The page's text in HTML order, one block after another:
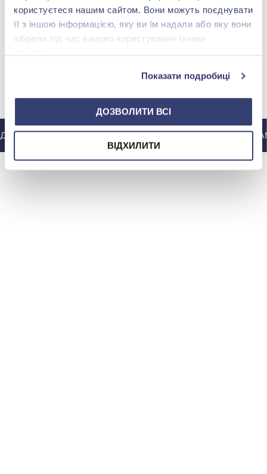
користуєтеся нашим сайтом. Вони можуть поєднувати
її з іншою інформацією, яку ви їм надали або яку вони
зібрали під час вашого користування їхніми
Показати подробиці
ДОЗВОЛИТИ ВСІ
ВІДХИЛИТИ
(арт. 6-32065)
Купити
МИ У INSTAGRAM
ІНСТАГРАМУ @ZOLOTAKOROLEVA ДО ІНСТАГРАМУ